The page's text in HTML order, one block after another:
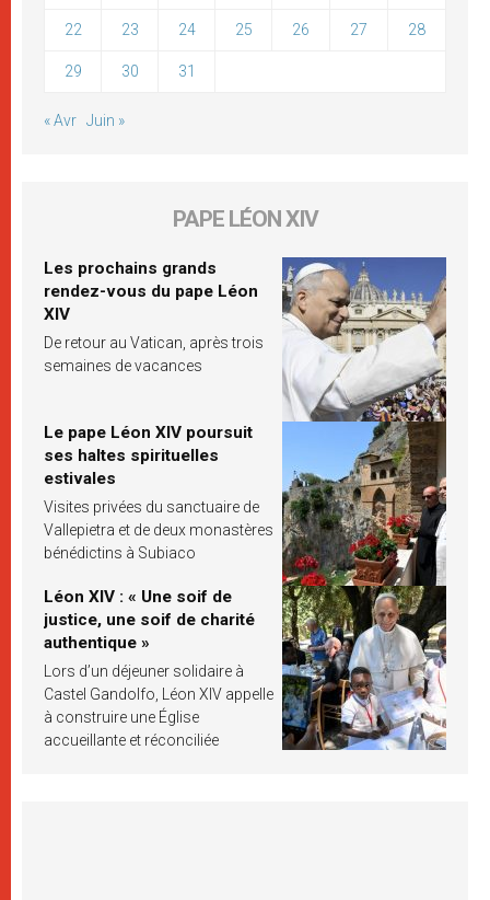
22 23 24 25 26 27 28
29 30 31
« Avr Juin »
PAPE LÉON XIV
Les prochains grands
rendez-vous du pape Léon
XIV
De retour au Vatican, après trois
semaines de vacances
Le pape Léon XIV poursuit
ses haltes spirituelles
estivales
Visites privées du sanctuaire de
Vallepietra et de deux monastères
bénédictins à Subiaco
Léon XIV : « Une soif de
justice, une soif de charité
authentique »
Lors d’un déjeuner solidaire à
Castel Gandolfo, Léon XIV appelle
à construire une Église
accueillante et réconciliée